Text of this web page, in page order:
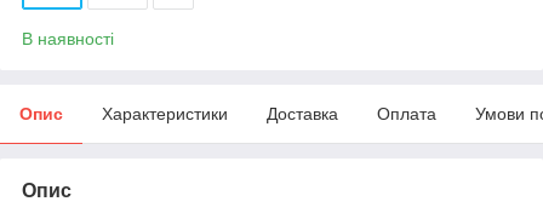
В наявності
Опис Характеристики Доставка Оплата Умови
Опис